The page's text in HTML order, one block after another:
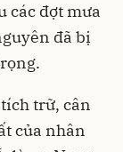
các đợt mưa
đã bị
trữ, cân
của nhân